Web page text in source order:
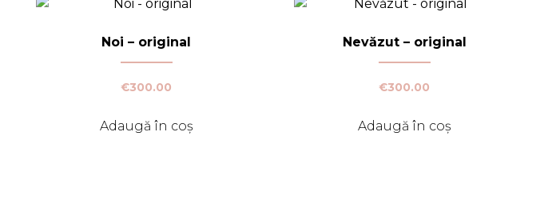
Noi – original
€300.00
Adaugă în coș
Nevăzut – original
€300.00
Adaugă în coș